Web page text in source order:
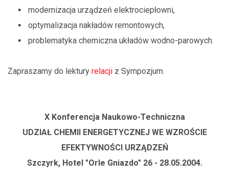
modernizacja urządzeń elektrociepłowni,
optymalizacja nakładów remontowych,
problematyka chemiczna układów wodno-parowych.
Zapraszamy do lektury relacji z Sympozjum.
X Konferencja Naukowo-Techniczna
UDZIAŁ CHEMII ENERGETYCZNEJ WE WZROŚCIE
EFEKTYWNOŚCI URZĄDZEŃ
Szczyrk, Hotel "Orle Gniazdo" 26 - 28.05.2004.